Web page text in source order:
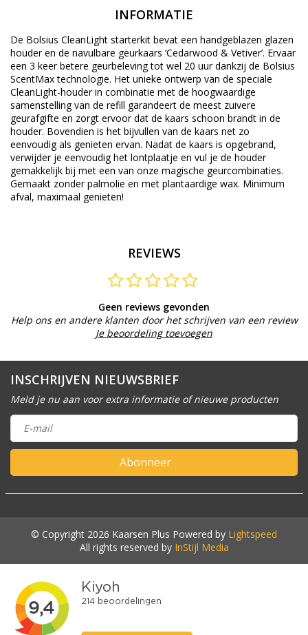
INFORMATIE
De Bolsius CleanLight starterkit bevat een handgeblazen glazen
houder en de navulbare geurkaars ‘Cedarwood & Vetiver’. Ervaar
een 3 keer betere geurbeleving tot wel 20 uur dankzij de Bolsius
ScentMax technologie. Het unieke ontwerp van de speciale
CleanLight-houder in combinatie met de hoogwaardige
samenstelling van de refill garandeert de meest zuivere
geurafgifte en zorgt ervoor dat de kaars schoon brandt in de
houder. Bovendien is het bijvullen van de kaars net zo
eenvoudig als genieten ervan. Nadat de kaars is opgebrand,
verwijder je eenvoudig het lontplaatje en vul je de houder
gemakkelijk bij met een van onze magische geurcombinaties.
Gemaakt zonder palmolie en met plantaardige wax. Minimum
afval, maximaal genieten!
REVIEWS
Geen reviews gevonden
Help ons en andere klanten door het schrijven van een review
Je beoordeling toevoegen
INSCHRIJVEN NIEUWSBRIEF
Meld je nu aan voor extra informatie of nieuwe producten
Abonneer
© Copyright 2026 Kaarsen Plus Powered by Lightspeed
All rights reserved by InStijl Media